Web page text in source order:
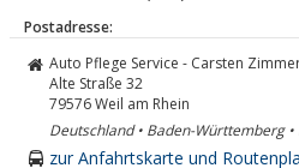
Postadresse:
Auto Pflege Service - Carsten
Alte Straße 32
79576Weil am Rhein
Deutschland • Baden-Württemberg
zur Anfahrtskarte und